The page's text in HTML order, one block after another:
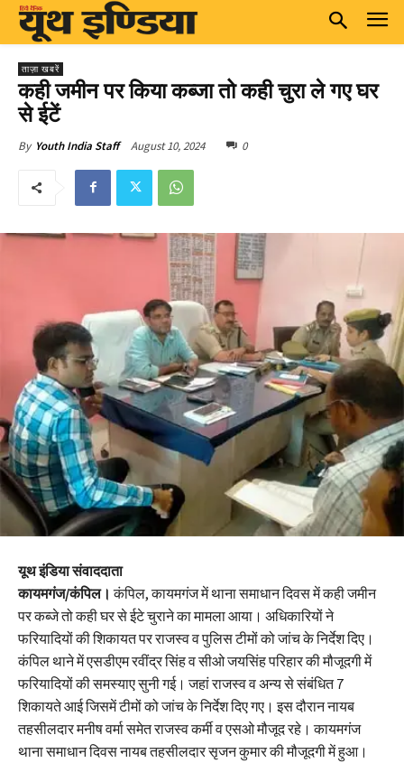
ताज़ा खबरें
कही जमीन पर किया कब्जा तो कही चुरा ले गए घर
से ईटें
By Youth India Staff August 10, 2024 0
यूथ इंडिया संवाददाता
कायमगंज/कंपिल। कंपिल, कायमगंज में थाना समाधान दिवस में कही जमीन
पर कब्जे तो कही घर से ईटे चुराने का मामला आया। अधिकारियों ने
फरियादियों की शिकायत पर राजस्व व पुलिस टीमों को जांच के निर्देश दिए।
कंपिल थाने में एसडीएम रवींद्र सिंह व सीओ जयसिंह परिहार की मौजूदगी में
फरियादियों की समस्याए सुनी गई। जहां राजस्व व अन्य से संबंधित 7
शिकायते आई जिसमें टीमों को जांच के निर्देश दिए गए। इस दौरान नायब
तहसीलदार मनीष वर्मा समेत राजस्व कर्मी व एसओ मौजूद रहे। कायमगंज
थाना समाधान दिवस नायब तहसीलदार सृजन कुमार की मौजूदगी में हुआ।